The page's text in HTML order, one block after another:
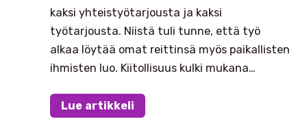
kaksi yhteistyötarjousta ja kaksi
työtarjousta. Niistä tuli tunne, että työ
alkaa löytää omat reittinsä myös paikallisten
ihmisten luo. Kiitollisuus kulki mukana…
Lue artikkeli